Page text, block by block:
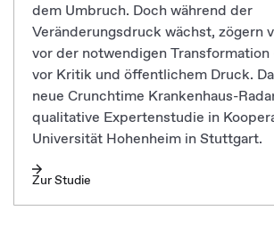
dem Umbruch. Doch während der
Veränderungsdruck wächst, zögern
vor der notwendigen Transformation
vor Kritik und öffentlichem Druck.
neue Crunchtime Krankenhaus-
qualitative Expertenstudie in
Universität Hohenheim in Stuttgart.
Zur Studie